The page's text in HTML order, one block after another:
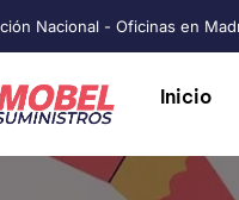
Nacional - Oficinas en
Inicio